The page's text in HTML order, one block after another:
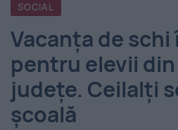
România
-
Evenimentul
Zilei
SOCIAL
Vacanța de schi
pentru elevii
județe. Ceilalți
școală